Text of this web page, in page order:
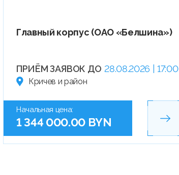
Главный корпус (ОАО «Белшина»)
ПРИЁМ ЗАЯВОК ДО 28.08.2026 | 17:00
Кричев и район
Начальная цена:
1 344 000.00 BYN